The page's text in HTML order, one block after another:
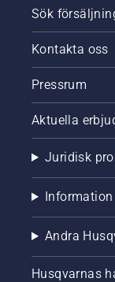
Sök
Kontakta oss
Pressrum
Aktuella
Juridisk
Andra
Husqvarnas